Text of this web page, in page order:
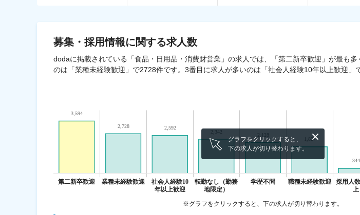
募集・採用情報に関する求人数
dodaに掲載されている「食品・日用品・消費財営業」の求人では、「第二新卒歓迎」が最も
のは「業種未経験歓迎」で2728件です。3番目に求人が多いのは「社会人経験10年以上歓迎」
グラフをクリックすると、
下の求人が切り替わります。
※グラフをクリックすると、下の求人が切り替わります。